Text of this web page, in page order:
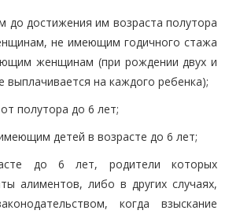
до достижения им возраста полутора
не имеющим годичного стажа
женщинам (при рождении двух и
выплачивается на каждого ребенка);
полутора до 6 лет;
детей в возрасте до 6 лет;
до 6 лет, родители которых
алиментов, либо в других случаях,
когда взыскание